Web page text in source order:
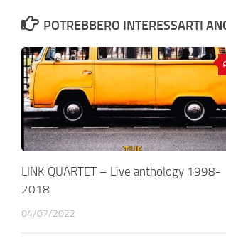
POTREBBERO INTERESSARTI
LINK QUARTET – Live anthology 1998-
2018
04/07/2022